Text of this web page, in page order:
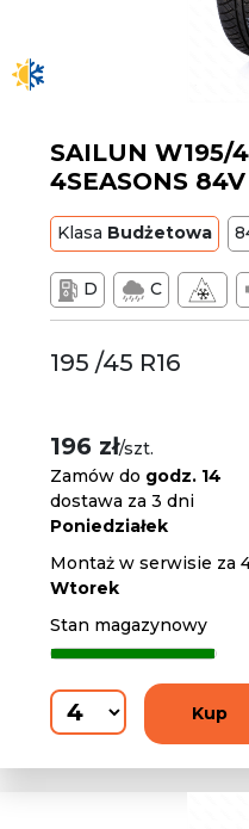
SAILUN W195/
4SEASONS
Klasa Budżetowa
D C
195 /45 R16
196 zł/szt.
Zamów do godz. 14
dostawa za 3 dni
Poniedziałek
Montaż w serwisie za
Wtorek
Stan magazynowy
Kup